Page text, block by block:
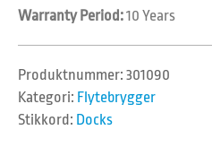
Warranty Period:10 Years
Produktnummer: 301090
Kategori: Flytebrygger
Stikkord: Docks